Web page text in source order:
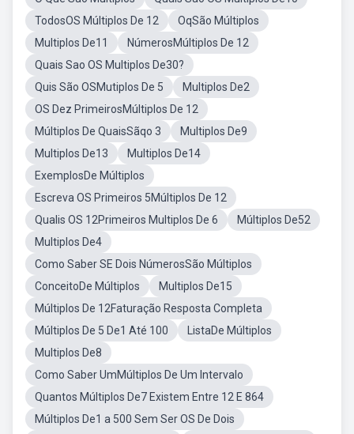
TodosOS Múltiplos De 12
OqSão Múltiplos
Multiplos De11
NúmerosMúltiplos De 12
Quais Sao OS Multiplos De30?
Quis São OSMutiplos De 5
Multiplos De2
OS Dez PrimeirosMúltiplos De 12
Múltiplos De QuaisSãqo 3
Multiplos De9
Multiplos De13
Multiplos De14
ExemplosDe Múltiplos
Escreva OS Primeiros 5Múltiplos De 12
Qualis OS 12Primeiros Multiplos De 6
Múltiplos De52
Multiplos De4
Como Saber SE Dois NúmerosSão Múltiplos
ConceitoDe Múltiplos
Multiplos De15
Múltiplos De 12Faturação Resposta Completa
Múltiplos De 5 De1 Até 100
ListaDe Múltiplos
Multiplos De8
Como Saber UmMúltiplos De Um Intervalo
Quantos Múltiplos De7 Existem Entre 12 E 864
Múltiplos De1 a 500 Sem Ser OS De Dois